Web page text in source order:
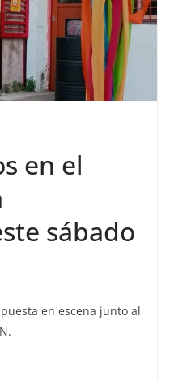
en el
sábado
en escena junto al